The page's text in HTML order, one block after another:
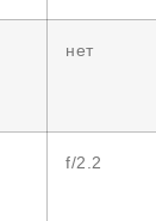
нет
f/2.2